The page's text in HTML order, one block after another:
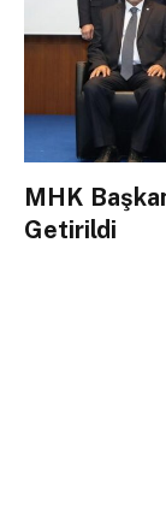
MHK
Getirildi